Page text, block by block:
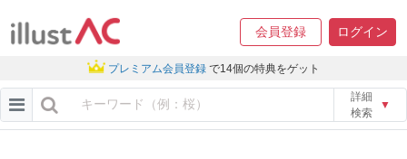
会員登録 ログイン
プレミアム会員登録 で14個の特典をゲット
詳細
検索
▼